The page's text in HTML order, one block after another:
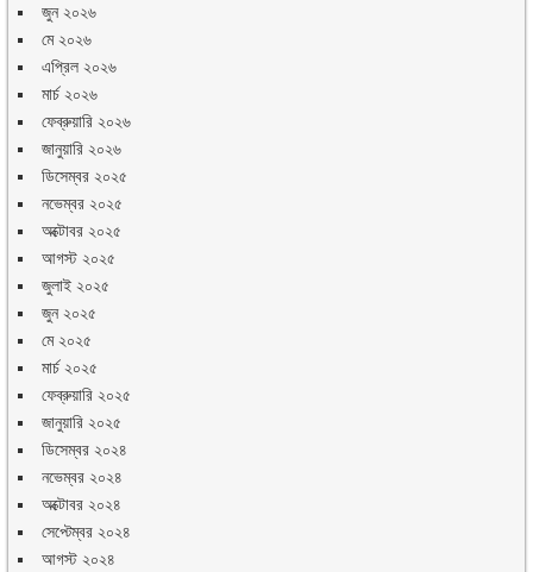
জুন ২০২৬
মে ২০২৬
এপ্রিল ২০২৬
মার্চ ২০২৬
ফেব্রুয়ারি ২০২৬
জানুয়ারি ২০২৬
ডিসেম্বর ২০২৫
নভেম্বর ২০২৫
অক্টোবর ২০২৫
আগস্ট ২০২৫
জুলাই ২০২৫
জুন ২০২৫
মে ২০২৫
মার্চ ২০২৫
ফেব্রুয়ারি ২০২৫
জানুয়ারি ২০২৫
ডিসেম্বর ২০২৪
নভেম্বর ২০২৪
অক্টোবর ২০২৪
সেপ্টেম্বর ২০২৪
আগস্ট ২০২৪